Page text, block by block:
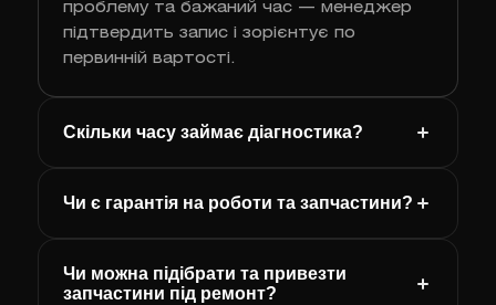
проблему та бажаний час — менеджер
підтвердить запис і зорієнтує по
первинній вартості.
Скільки часу займає діагностика?
Чи є гарантія на роботи та запчастини?
Чи можна підібрати та привезти
запчастини під ремонт?